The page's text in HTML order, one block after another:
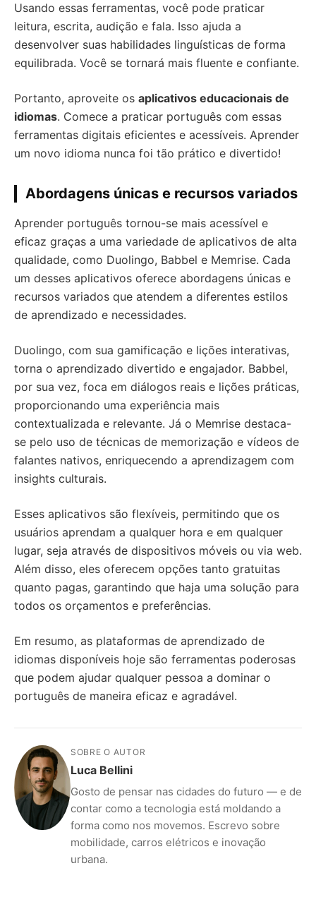
Usando essas ferramentas, você pode praticar
leitura, escrita, audição e fala. Isso ajuda a
desenvolver suas habilidades linguísticas de forma
equilibrada. Você se tornará mais fluente e confiante.
Portanto, aproveite os aplicativos educacionais de
idiomas. Comece a praticar português com essas
ferramentas digitais eficientes e acessíveis. Aprender
um novo idioma nunca foi tão prático e divertido!
Abordagens únicas e recursos variados
Aprender português tornou-se mais acessível e
eficaz graças a uma variedade de aplicativos de alta
qualidade, como Duolingo, Babbel e Memrise. Cada
um desses aplicativos oferece abordagens únicas e
recursos variados que atendem a diferentes estilos
de aprendizado e necessidades.
Duolingo, com sua gamificação e lições interativas,
torna o aprendizado divertido e engajador. Babbel,
por sua vez, foca em diálogos reais e lições práticas,
proporcionando uma experiência mais
contextualizada e relevante. Já o Memrise destaca-
se pelo uso de técnicas de memorização e vídeos de
falantes nativos, enriquecendo a aprendizagem com
insights culturais.
Esses aplicativos são flexíveis, permitindo que os
usuários aprendam a qualquer hora e em qualquer
lugar, seja através de dispositivos móveis ou via web.
Além disso, eles oferecem opções tanto gratuitas
quanto pagas, garantindo que haja uma solução para
todos os orçamentos e preferências.
Em resumo, as plataformas de aprendizado de
idiomas disponíveis hoje são ferramentas poderosas
que podem ajudar qualquer pessoa a dominar o
português de maneira eficaz e agradável.
SOBRE O AUTOR
Luca Bellini
Gosto de pensar nas cidades do futuro — e de
contar como a tecnologia está moldando a
forma como nos movemos. Escrevo sobre
mobilidade, carros elétricos e inovação
urbana.